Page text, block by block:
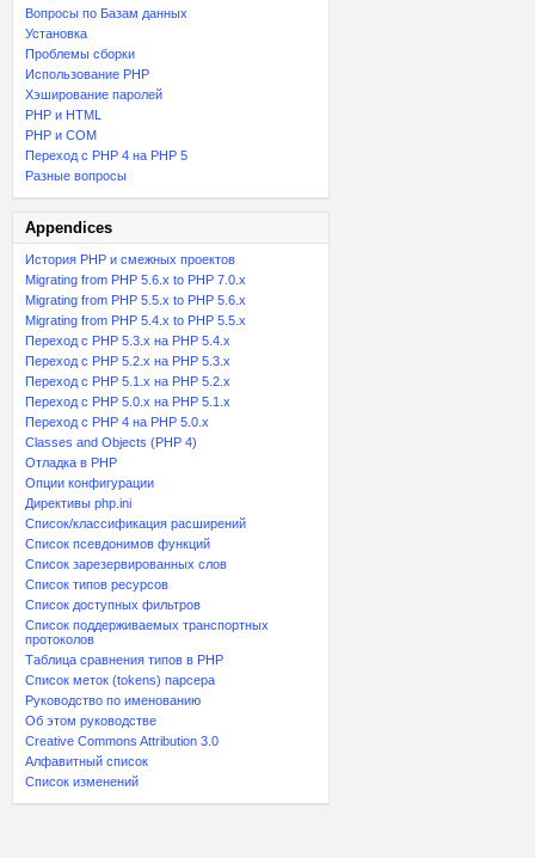
Вопросы по Базам данных
Установка
Проблемы сборки
Использование PHP
Хэширование паролей
PHP и HTML
PHP и COM
Переход с PHP 4 на PHP 5
Разные вопросы
Appendices
История PHP и смежных проектов
Migrating from PHP 5.6.x to PHP 7.0.x
Migrating from PHP 5.5.x to PHP 5.6.x
Migrating from PHP 5.4.x to PHP 5.5.x
Переход с PHP 5.3.x на PHP 5.4.x
Переход c PHP 5.2.x на PHP 5.3.x
Переход с PHP 5.1.x на PHP 5.2.x
Переход с PHP 5.0.x на PHP 5.1.x
Переход с PHP 4 на PHP 5.0.x
Classes and Objects (PHP 4)
Отладка в PHP
Опции конфигурации
Директивы php.ini
Список/классификация расширений
Список псевдонимов функций
Список зарезервированных слов
Список типов ресурсов
Список доступных фильтров
Список поддерживаемых транспортных
протоколов
Таблица сравнения типов в PHP
Список меток (tokens) парсера
Руководство по именованию
Об этом руководстве
Creative Commons Attribution 3.0
Алфавитный список
Список изменений